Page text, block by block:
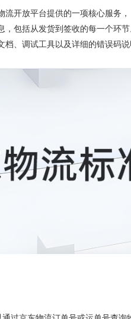
流开放平台提供的一项核心服务
，包括从发货到签收的每一个环
档、调试工具以及详细的错误码